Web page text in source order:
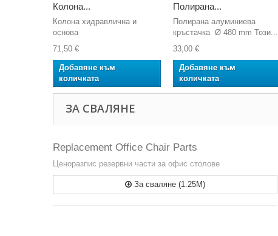
Колона...
Колона хидравлична и
основа
71,50 €
Добавяне към
количката
Полирана...
Полирана алуминиева
кръстачка Ø 480 mm Този...
33,00 €
Добавяне към
количката
ЗА СВАЛЯНЕ
Replacement Office Chair Parts
Ценоразпис резервни части за офис столове
За сваляне (1.25M)